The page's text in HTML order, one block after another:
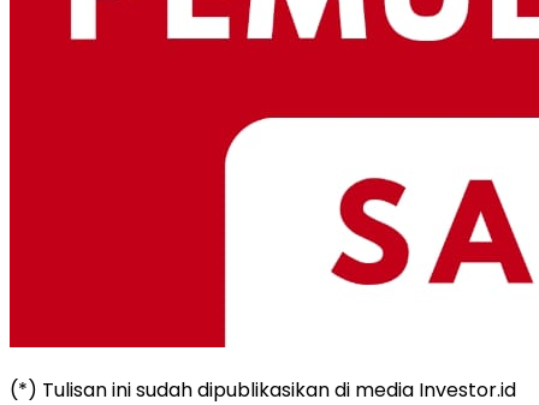
(*) Tulisan ini sudah dipublikasikan di media Investor.id